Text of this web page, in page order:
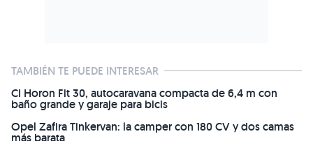
TAMBIÉN TE PUEDE INTERESAR
CI Horon Fit 30, autocaravana compacta de 6,4 m con
baño grande y garaje para bicis
Opel Zafira Tinkervan: la camper con 180 CV y dos camas
más barata